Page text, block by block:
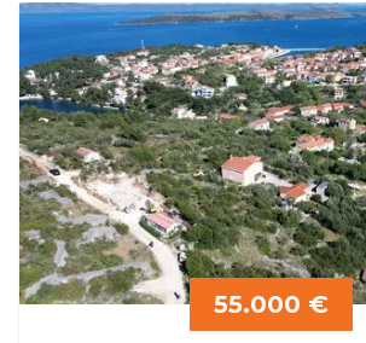
55.000 €